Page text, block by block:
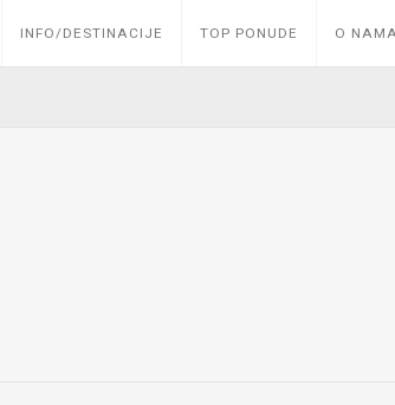
INFO/DESTINACIJE TOP PONUDE O NAMA